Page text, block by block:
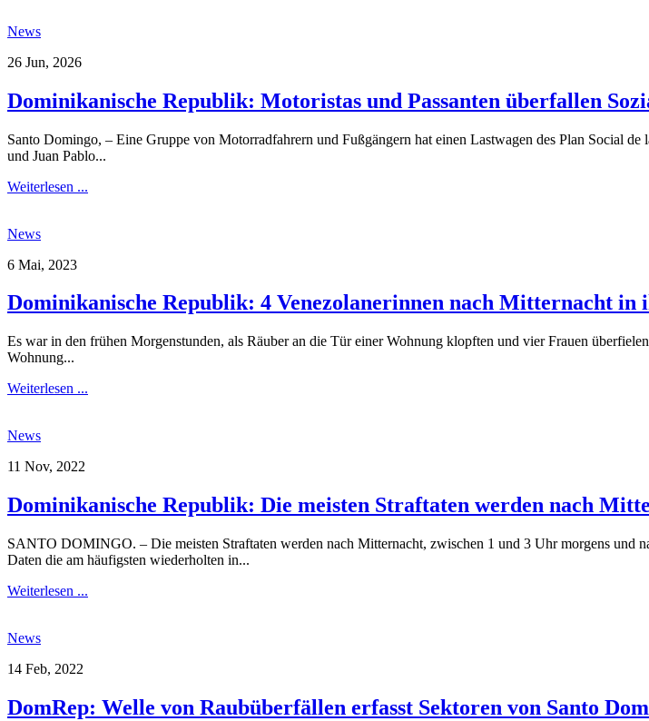
News
26 Jun, 2026
Dominikanische Republik: Motoristas und Passanten überfallen
Santo Domingo, – Eine Gruppe von Motorradfahrern und Fußgängern hat einen Lastwagen des Plan Social
und Juan Pablo...
Weiterlesen ...
News
6 Mai, 2023
Dominikanische Republik: 4 Venezolanerinnen nach Mitternacht
Es war in den frühen Morgenstunden, als Räuber an die Tür einer Wohnung klopften und vier Frauen
Wohnung...
Weiterlesen ...
News
11 Nov, 2022
Dominikanische Republik: Die meisten Straftaten werden nach
SANTO DOMINGO. – Die meisten Straftaten werden nach Mitternacht, zwischen 1 und 3 Uhr morgens und
Daten die am häufigsten wiederholten in...
Weiterlesen ...
News
14 Feb, 2022
DomRep: Welle von Raubüberfällen erfasst Sektoren von Santo